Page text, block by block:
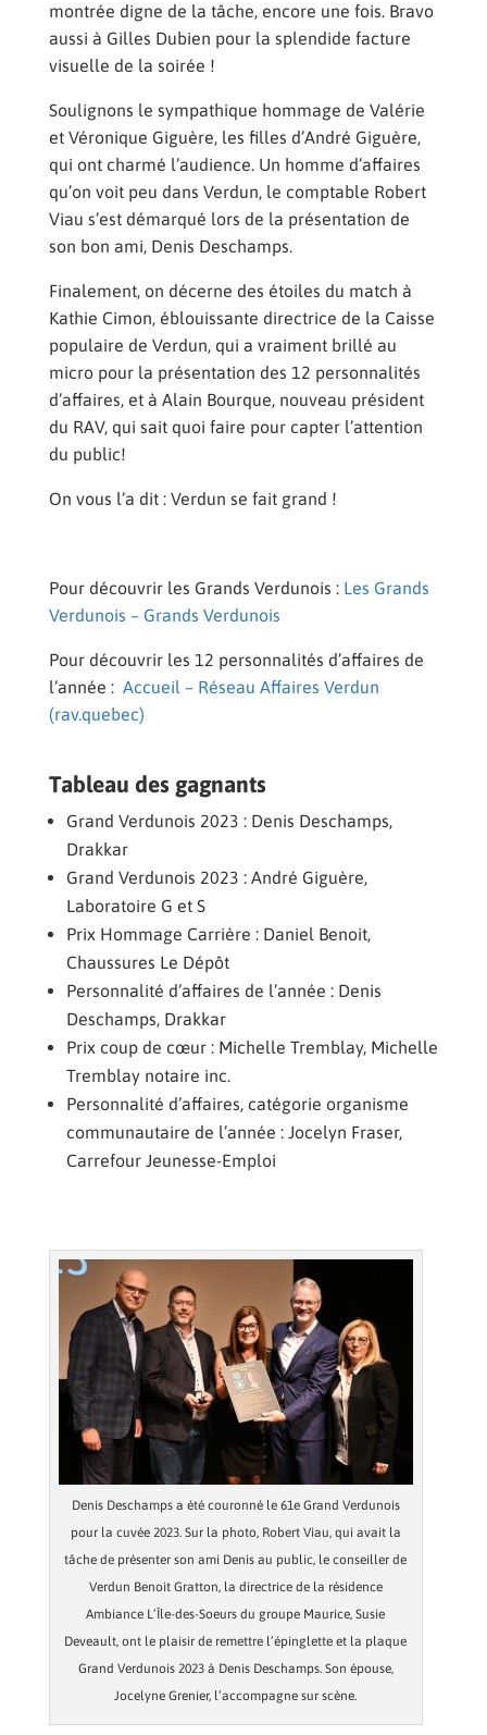
montrée digne de la tâche, encore une fois. Bravo
aussi à Gilles Dubien pour la splendide facture
visuelle de la soirée !
Soulignons le sympathique hommage de Valérie
et Véronique Giguère, les filles d’André Giguère,
qui ont charmé l’audience. Un homme d’affaires
qu’on voit peu dans Verdun, le comptable Robert
Viau s’est démarqué lors de la présentation de
son bon ami, Denis Deschamps.
Finalement, on décerne des étoiles du match à
Kathie Cimon, éblouissante directrice de la Caisse
populaire de Verdun, qui a vraiment brillé au
micro pour la présentation des 12 personnalités
d’affaires, et à Alain Bourque, nouveau président
du RAV, qui sait quoi faire pour capter l’attention
du public!
On vous l’a dit : Verdun se fait grand !
Pour découvrir les Grands Verdunois : Les Grands
Verdunois – Grands Verdunois
Pour découvrir les 12 personnalités d’affaires de
l’année : Accueil – Réseau Affaires Verdun
(rav.quebec)
Tableau des gagnants
Grand Verdunois 2023 : Denis Deschamps,
Drakkar
Grand Verdunois 2023 : André Giguère,
Laboratoire G et S
Prix Hommage Carrière : Daniel Benoit,
Chaussures Le Dépôt
Personnalité d’affaires de l’année : Denis
Deschamps, Drakkar
Prix coup de cœur : Michelle Tremblay, Michelle
Tremblay notaire inc.
Personnalité d’affaires, catégorie organisme
communautaire de l’année : Jocelyn Fraser,
Carrefour Jeunesse-Emploi
Denis Deschamps a été couronné le 61e Grand Verdunois
pour la cuvée 2023. Sur la photo, Robert Viau, qui avait la
tâche de présenter son ami Denis au public, le conseiller de
Verdun Benoit Gratton, la directrice de la résidence
Ambiance L’Île-des-Soeurs du groupe Maurice, Susie
Deveault, ont le plaisir de remettre l’épinglette et la plaque
Grand Verdunois 2023 à Denis Deschamps. Son épouse,
Jocelyne Grenier, l’accompagne sur scène.